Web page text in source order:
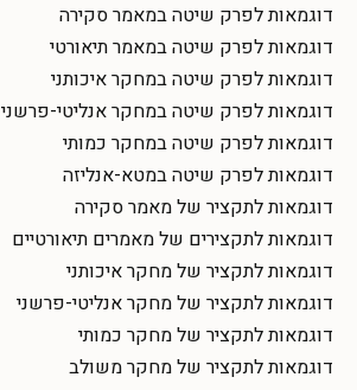
דוגמאות לפרק שיטה במאמר סקירה
דוגמאות לפרק שיטה במאמר תיאורטי
דוגמאות לפרק שיטה במחקר איכותני
דוגמאות לפרק שיטה במחקר אנליטי-פרשני
דוגמאות לפרק שיטה במחקר כמותי
דוגמאות לפרק שיטה במטא-אנליזה
דוגמאות לתקציר של מאמר סקירה
דוגמאות לתקצירים של מאמרים תיאורטיים
דוגמאות לתקציר של מחקר איכותני
דוגמאות לתקציר של מחקר אנליטי-פרשני
דוגמאות לתקציר של מחקר כמותי
דוגמאות לתקציר של מחקר משולב